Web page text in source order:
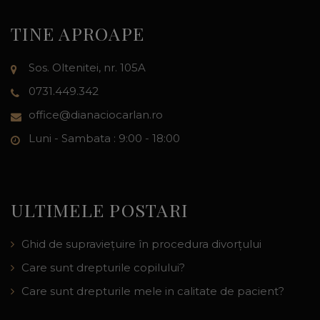
TINE APROAPE
Sos. Oltenitei, nr. 105A
0731.449.342
office@dianaciocarlan.ro
Luni - Sambata : 9:00 - 18:00
ULTIMELE POSTARI
Ghid de supraviețuire în procedura divorțului
Care sunt drepturile copilului?
Care sunt drepturile mele in calitate de pacient?